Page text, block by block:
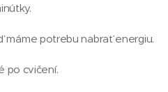
máme potrebu nabrať energiu.
po cvičení.